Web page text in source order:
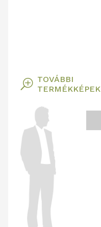
T TOVÁBBI
TERMÉKKÉPEK